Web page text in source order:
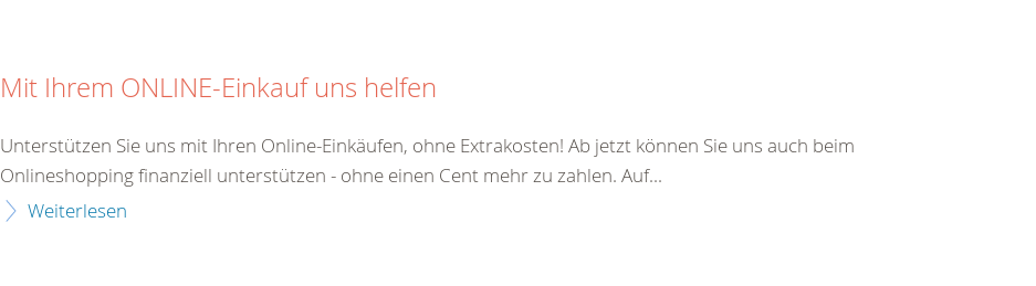
Mit Ihrem ONLINE-Einkauf uns helfen
Unterstützen Sie uns mit Ihren Online-Einkäufen, ohne Extrakosten! Ab jetzt können Sie uns auch beim
Onlineshopping finanziell unterstützen - ohne einen Cent mehr zu zahlen. Auf...
Weiterlesen